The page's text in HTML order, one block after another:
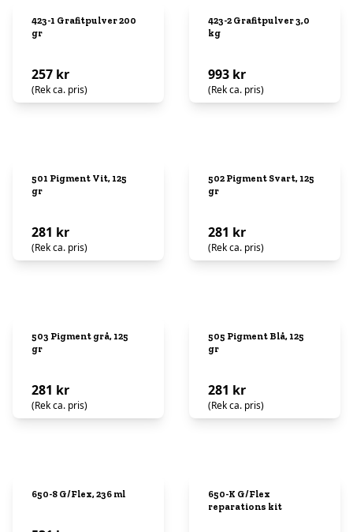
423-1 Grafitpulver 200
gr
257 kr
(Rek ca. pris)
423-2 Grafitpulver 3,0
kg
993 kr
(Rek ca. pris)
501 Pigment Vit, 125
gr
281 kr
(Rek ca. pris)
502 Pigment Svart, 125
gr
281 kr
(Rek ca. pris)
503 Pigment grå, 125
gr
281 kr
(Rek ca. pris)
505 Pigment Blå, 125
gr
281 kr
(Rek ca. pris)
650-8 G/Flex, 236 ml
650-K G/Flex
reparations kit